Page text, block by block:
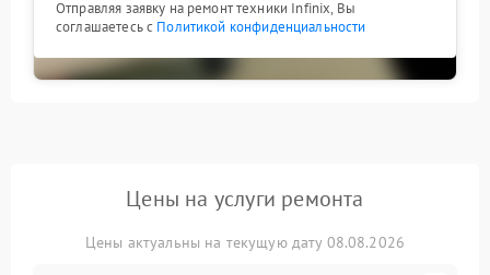
Отправляя заявку на ремонт техники Infinix, Вы
соглашаетесь с Политикой конфиденциальности
Цены на услуги ремонта
Цены актуальны на текущую дату 08.08.2026